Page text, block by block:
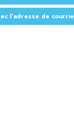
l'adresse de courriel